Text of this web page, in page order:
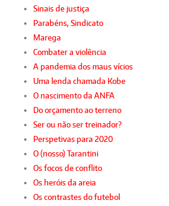
Sinais de justiça
Parabéns, Sindicato
Marega
Combater a violência
A pandemia dos maus vícios
Uma lenda chamada Kobe
O nascimento da ANFA
Do orçamento ao terreno
Ser ou não ser treinador?
Perspetivas para 2020
O (nosso) Tarantini
Os focos de conflito
Os heróis da areia
Os contrastes do futebol